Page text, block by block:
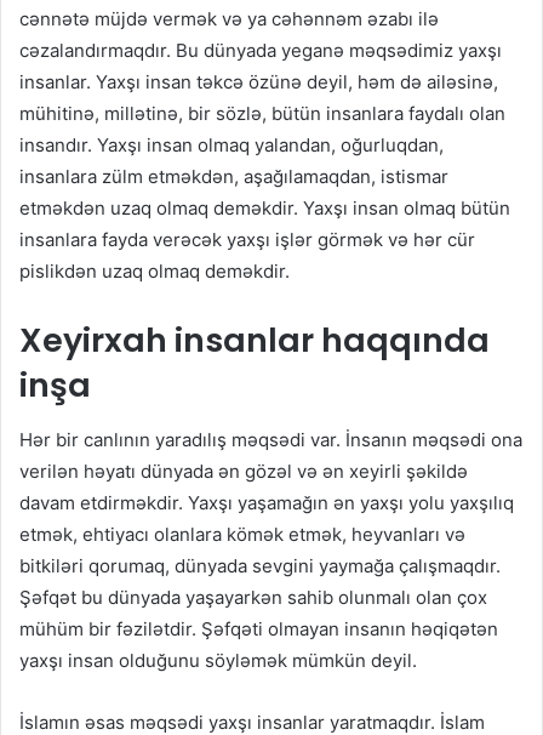
cənnətə müjdə vermək və ya cəhənnəm əzabı ilə
cəzalandırmaqdır. Bu dünyada yeganə məqsədimiz yaxşı
insanlar. Yaxşı insan təkcə özünə deyil, həm də ailəsinə,
mühitinə, millətinə, bir sözlə, bütün insanlara faydalı olan
insandır. Yaxşı insan olmaq yalandan, oğurluqdan,
insanlara zülm etməkdən, aşağılamaqdan, istismar
etməkdən uzaq olmaq deməkdir. Yaxşı insan olmaq bütün
insanlara fayda verəcək yaxşı işlər görmək və hər cür
pislikdən uzaq olmaq deməkdir.
Xeyirxah insanlar haqqında
inşa
Hər bir canlının yaradılış məqsədi var. İnsanın məqsədi ona
verilən həyatı dünyada ən gözəl və ən xeyirli şəkildə
davam etdirməkdir. Yaxşı yaşamağın ən yaxşı yolu yaxşılıq
etmək, ehtiyacı olanlara kömək etmək, heyvanları və
bitkiləri qorumaq, dünyada sevgini yaymağa çalışmaqdır.
Şəfqət bu dünyada yaşayarkən sahib olunmalı olan çox
mühüm bir fəzilətdir. Şəfqəti olmayan insanın həqiqətən
yaxşı insan olduğunu söyləmək mümkün deyil.
İslamın əsas məqsədi yaxşı insanlar yaratmaqdır. İslam